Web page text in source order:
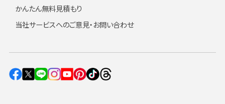
かんたん無料見積もり
当社サービスへのご意見・お問い合わせ